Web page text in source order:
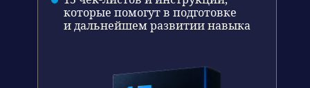
которые помогут в подготовке
и дальнейшем развитии навыка